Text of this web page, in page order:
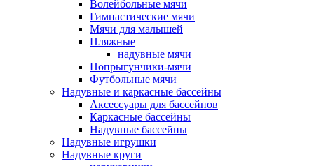
Волейбольные мячи
Гимнастические мячи
Мячи для малышей
Пляжные
надувные мячи
Попрыгунчики-мячи
Футбольные мячи
Надувные и каркасные бассейны
Аксессуары для бассейнов
Каркасные бассейны
Надувные бассейны
Надувные игрушки
Надувные круги